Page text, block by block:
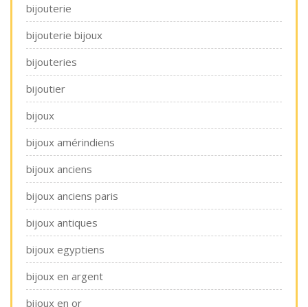
bijouterie
bijouterie bijoux
bijouteries
bijoutier
bijoux
bijoux amérindiens
bijoux anciens
bijoux anciens paris
bijoux antiques
bijoux egyptiens
bijoux en argent
bijoux en or